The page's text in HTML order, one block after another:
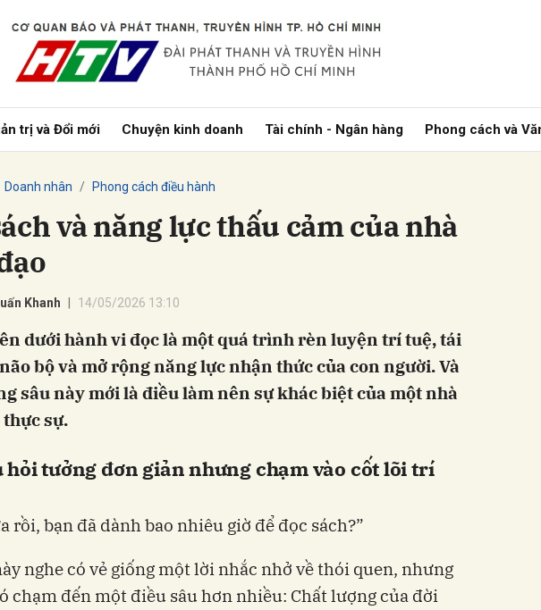
trị và Đổi mới Chuyện kinh doanh Tài chính - Ngân hàng Phong cách và
Doanh nhân Phong cách điều hành
và năng lực thấu cảm của nhà
Khanh 14/05/2026 13:10
dưới hành vi đọc là một quá trình rèn luyện trí tuệ, tái
bộ và mở rộng năng lực nhận thức của con người. Và
sâu này mới là điều làm nên sự khác biệt của một nhà
sự.
hỏi tưởng đơn giản nhưng chạm vào cốt lõi trí
rồi, bạn đã dành bao nhiêu giờ để đọc sách?”
nghe có vẻ giống một lời nhắc nhở về thói quen, nhưng
chạm đến một điều sâu hơn nhiều: Chất lượng của đời